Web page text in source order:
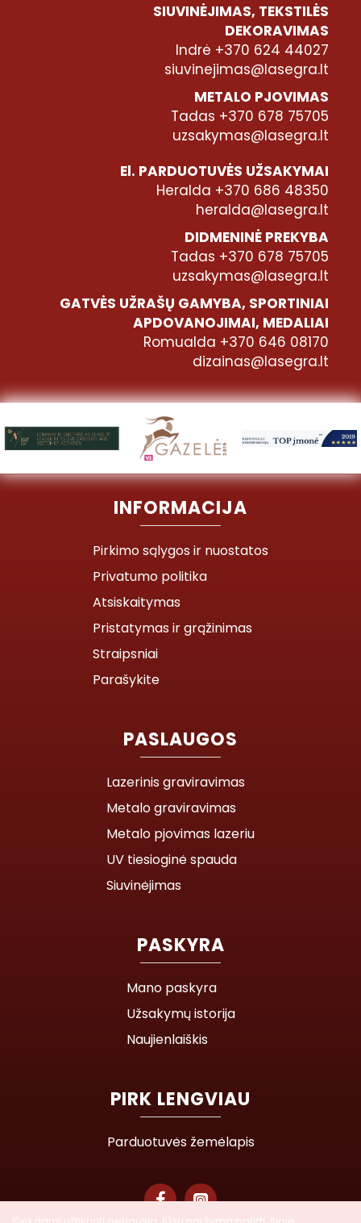
SIUVINĖJIMAS, TEKSTILĖS
DEKORAVIMAS
Indrė +370 624 44027
siuvinejimas@lasegra.lt
METALO PJOVIMAS
Tadas +370 678 75705
uzsakymas@lasegra.lt
El. PARDUOTUVĖS UŽSAKYMAI
Heralda +370 686 48350
heralda@lasegra.lt
DIDMENINĖ PREKYBA
Tadas +370 678 75705
uzsakymas@lasegra.lt
GATVĖS UŽRAŠŲ GAMYBA, SPORTINIAI
APDOVANOJIMAI, MEDALIAI
Romualda +370 646 08170
dizainas@lasegra.lt
INFORMACIJA
Pirkimo sąlygos ir nuostatos
Privatumo politika
Atsiskaitymas
Pristatymas ir grąžinimas
Straipsniai
Parašykite
PASLAUGOS
Lazerinis graviravimas
Metalo graviravimas
Metalo pjovimas lazeriu
UV tiesioginė spauda
Siuvinėjimas
PASKYRA
Mano paskyra
Užsakymų istorija
Naujienlaiškis
PIRK LENGVIAU
Parduotuvės žemėlapis